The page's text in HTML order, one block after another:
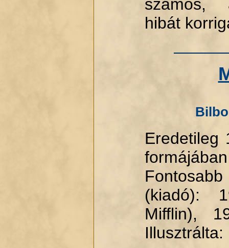
számos,
hibát
Eredetileg
(kiadó):
Mifflin),